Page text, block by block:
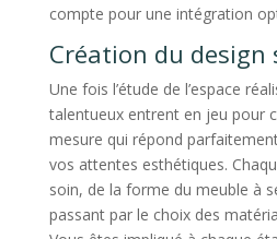
compte pour une intégration
Création du design
Une fois l’étude de l’espace
talentueux entrent en jeu pour
mesure qui répond
vos attentes esthétiques.
soin, de la forme du meuble à
passant par le choix des